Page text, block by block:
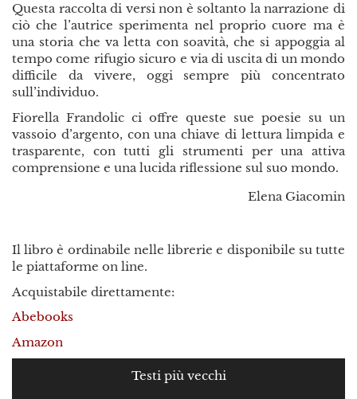
Questa raccolta di versi non è soltanto la narrazione di
ciò che l’autrice sperimenta nel proprio cuore ma è
una storia che va letta con soavità, che si appoggia al
tempo come rifugio sicuro e via di uscita di un mondo
difficile da vivere, oggi sempre più concentrato
sull’individuo.
Fiorella Frandolic ci offre queste sue poesie su un
vassoio d’argento, con una chiave di lettura limpida e
trasparente, con tutti gli strumenti per una attiva
comprensione e una lucida riflessione sul suo mondo.
Elena Giacomin
Il libro è ordinabile nelle librerie e disponibile su tutte
le piattaforme on line.
Acquistabile direttamente:
Abebooks
Amazon
Testi più vecchi